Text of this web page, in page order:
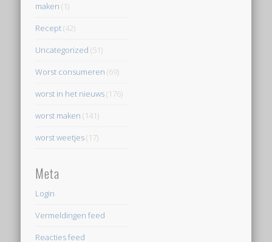
maken (1)
Recept(42)
Uncategorized (51)
Worst consumeren (69)
worst in het nieuws(176)
worst maken (141)
worst weetjes(17)
Meta
Login
Vermeldingen feed
Reacties feed